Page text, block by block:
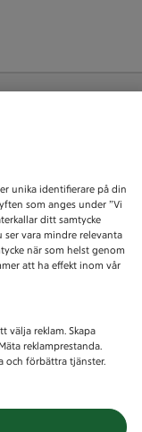
unika identifierare på din
som anges under ”Vi
ditt samtycke
ser vara mindre relevanta
när som helst genom
att ha effekt inom vår
välja reklam. Skapa
reklamprestanda.
och förbättra tjänster.